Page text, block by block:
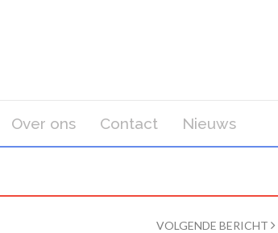
Over ons Contact Nieuws
VOLGENDE BERICHT